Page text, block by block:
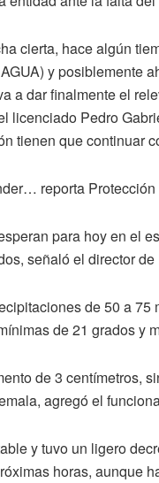
cierta, hace algún
y posiblemente
a dar finalmente el
licenciado Pedro
tienen que continuar
reporta
para hoy en el
señaló el director
de 50 a
de 21 grados y
de 3 centímetros,
agregó el
y tuvo un ligero
horas, aunque